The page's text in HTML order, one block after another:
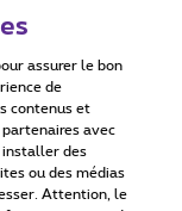
statement
assurer le bon
de
contenus et
partenaires avec
installer des
ou des médias
Attention, le